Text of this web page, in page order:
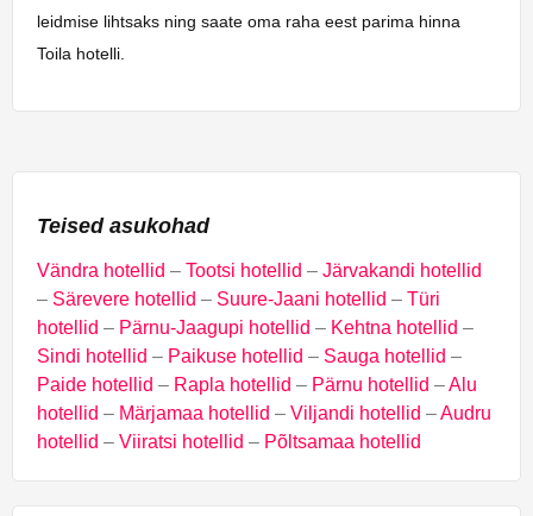
leidmise lihtsaks ning saate oma raha eest parima hinna
Toila hotelli.
Teised asukohad
Vändra hotellid – Tootsi hotellid – Järvakandi hotellid
– Särevere hotellid – Suure-Jaani hotellid – Türi
hotellid – Pärnu-Jaagupi hotellid – Kehtna hotellid –
Sindi hotellid – Paikuse hotellid – Sauga hotellid –
Paide hotellid – Rapla hotellid – Pärnu hotellid –Alu
hotellid – Märjamaa hotellid – Viljandi hotellid –Audru
hotellid – Viiratsi hotellid – Põltsamaa hotellid